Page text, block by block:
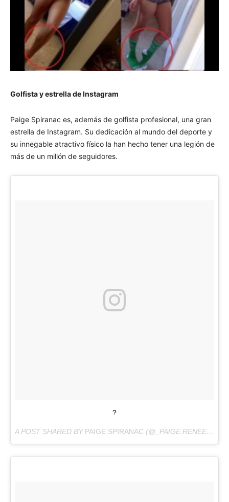
Golfista y estrella de Instagram
Paige Spiranac es, además de golfista profesional, una gran
estrella de Instagram. Su dedicación al mundo del deporte y
su innegable atractivo físico la han hecho tener una legión de
más de un millón de seguidores.
?
A POST SHARED BY PAIGE SPIRANAC (@_PAIGE.RENEE) ON